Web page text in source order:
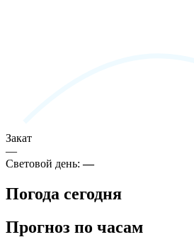
Закат
—
Световой день:—
Погода сегодня
Прогноз по часам